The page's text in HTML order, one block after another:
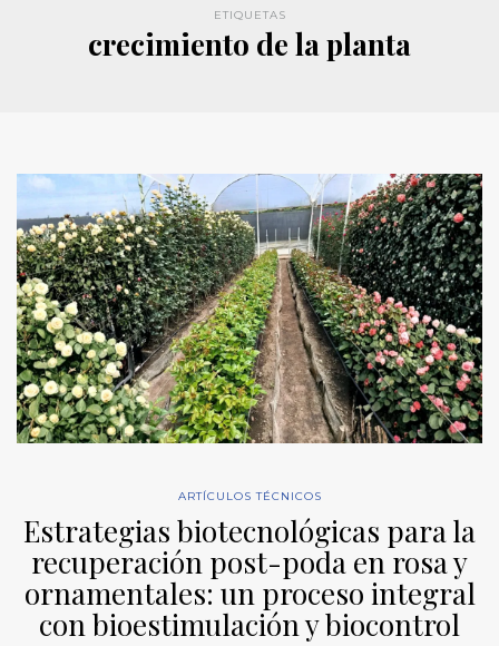
ETIQUETAS
crecimiento de la planta
ARTÍCULOS TÉCNICOS
Estrategias biotecnológicas para la
recuperación post-poda en rosa y
ornamentales: un proceso integral
con bioestimulación y biocontrol